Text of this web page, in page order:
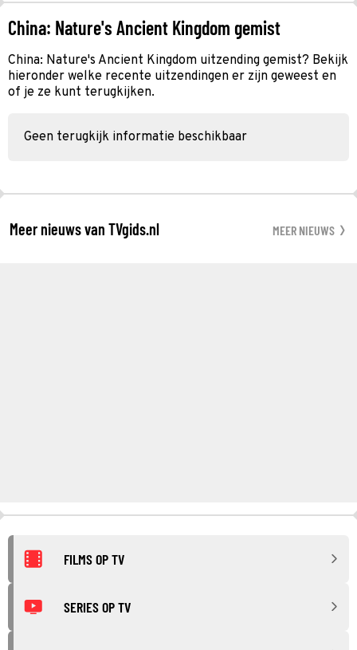
China: Nature's Ancient Kingdom gemist
China: Nature's Ancient Kingdom uitzending gemist? Bekijk
hieronder welke recente uitzendingen er zijn geweest en
of je ze kunt terugkijken.
Geen terugkijk informatie beschikbaar
Meer nieuws van TVgids.nl MEER NIEUWS
FILMS OP TV
SERIES OP TV